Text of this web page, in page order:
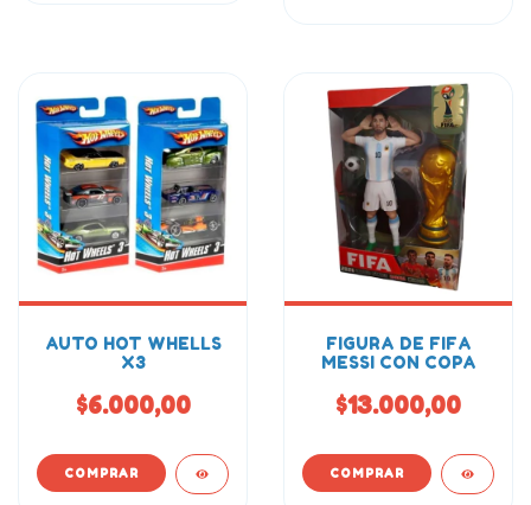
AUTO HOT WHELLS
X3
$6.000,00
FIGURA DE FIFA
MESSI CON COPA
$13.000,00